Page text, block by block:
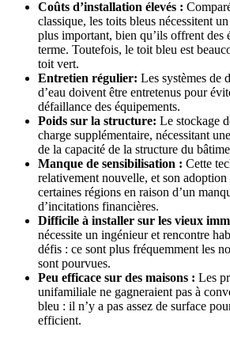
Coûts d’installation élevés :
classique, les toits bleus nécessitent
plus important, bien qu’ils offrent des
terme. Toutefois, le toit bleu est
toit vert.
Entretien régulier: Les systèmes de
d’eau doivent être entretenus pour
défaillance des équipements.
Poids sur la structure: Le stockage
charge supplémentaire, nécessitant
de la capacité de la structure du
Manque de sensibilisation : Cette
relativement nouvelle, et son adoption
certaines régions en raison d’un
d’incitations financières.
Difficile à installer sur les vieux
nécessite un ingénieur et rencontre
défis : ce sont plus fréquemment les
sont pourvues.
Peu efficace sur des maisons : Les
unifamiliale ne gagneraient pas à
bleu : il n’y a pas assez de surface
efficient.